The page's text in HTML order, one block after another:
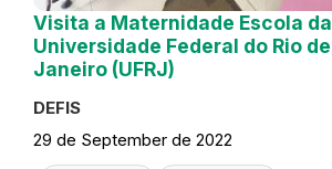
Visita a Maternidade Escola da
Universidade Federal do Rio de
Janeiro (UFRJ)
DEFIS
29 de September de 2022